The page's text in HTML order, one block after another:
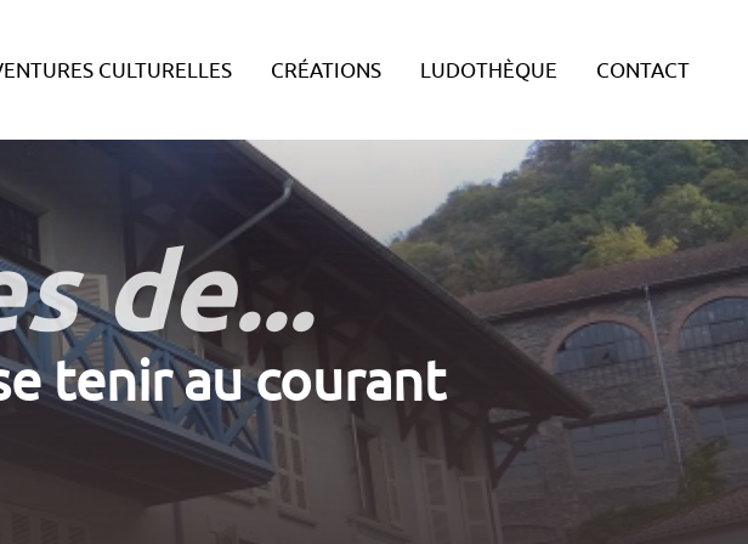
CULTURELLES CRÉATIONS LUDOTHÈQUE CONTACT
de...
tenir au courant